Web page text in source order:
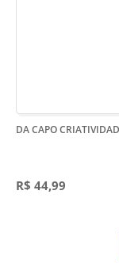
DA CAPO
R$ 44,99